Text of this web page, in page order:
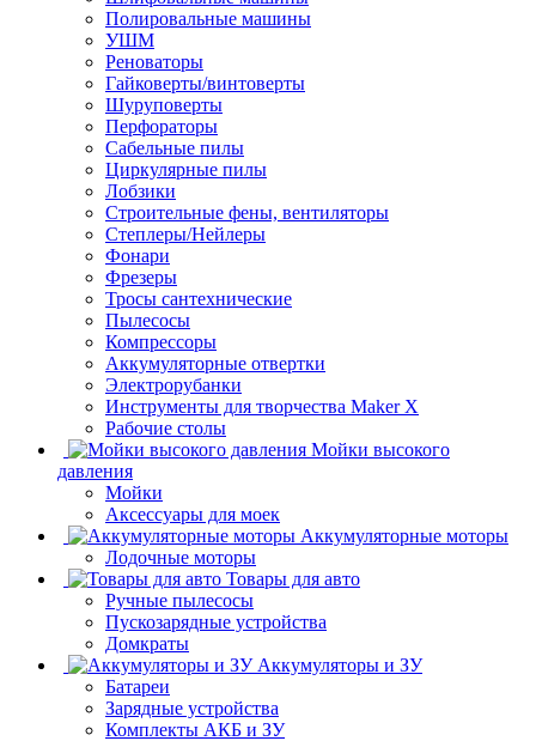
Полировальные машины
УШМ
Реноваторы
Гайковерты/винтоверты
Шуруповерты
Перфораторы
Сабельные пилы
Циркулярные пилы
Лобзики
Строительные фены, вентиляторы
Степлеры/Нейлеры
Фонари
Фрезеры
Тросы сантехнические
Пылесосы
Компрессоры
Аккумуляторные отвертки
Электрорубанки
Инструменты для творчества Maker X
Рабочие столы
Мойки высокого
давления
Мойки
Аксессуары для моек
Аккумуляторные моторы
Лодочные моторы
Товары для авто
Ручные пылесосы
Пускозарядные устройства
Домкраты
Аккумуляторы и ЗУ
Батареи
Зарядные устройства
Комплекты АКБ и ЗУ